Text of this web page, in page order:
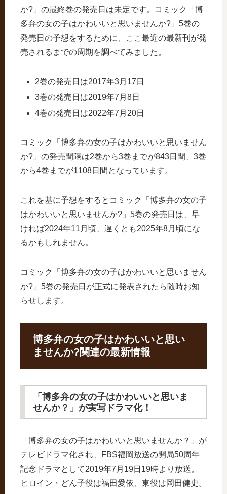
か?」の最終巻の発売日は未定です。コミック「博
多弁の女の子はかわいいと思いませんか?」5巻の
発売日の予想をするために、ここ最近の最新刊が発
売されるまでの周期を調べてみました。
2巻の発売日は2017年3月17日
3巻の発売日は2019年7月8日
4巻の発売日は2022年7月20日
コミック「博多弁の女の子はかわいいと思いません
か?」の発売間隔は2巻から3巻までが843日間、3巻
から4巻までが1108日間となっています。
これを基に予想をするとコミック「博多弁の女の子
はかわいいと思いませんか?」5巻の発売日は、早
ければ2024年11月頃、遅くとも2025年8月頃にな
るかもしれません。
コミック「博多弁の女の子はかわいいと思いません
か?」5巻の発売日が正式に発表されたら随時お知
らせします。
博多弁の女の子はかわいいと思い
ませんか?関連の最新情報
「博多弁の女の子はかわいいと思いま
せんか？」が実写ドラマ化！
「博多弁の女の子はかわいいと思いませんか？」が
テレビドラマ化され、FBS福岡放送の開局50周年
記念ドラマとして2019年7月19日19時より放送。
ヒロイン・どん子役は福田愛依、東役は岡田健史。